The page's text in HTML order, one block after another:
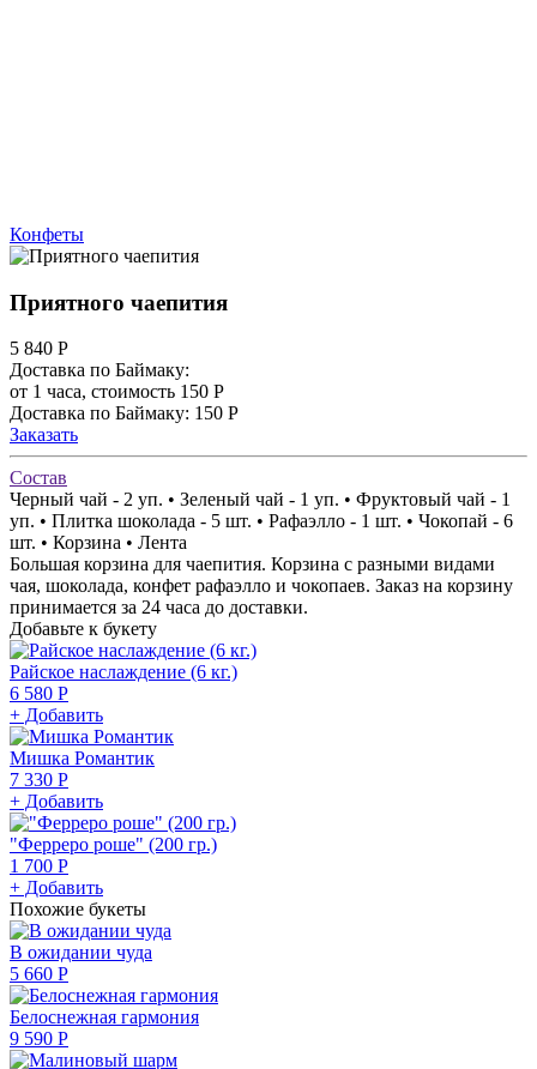
Конфеты
Приятного чаепития
5 840 Р
Доставка по Баймаку:
от 1 часа, стоимость 150 Р
Доставка по Баймаку: 150 Р
Заказать
Состав
Черный чай - 2 уп. • Зеленый чай - 1 уп. • Фруктовый чай - 1
уп. • Плитка шоколада - 5 шт. • Рафаэлло - 1 шт. • Чокопай - 6
шт. • Корзина • Лента
Большая корзина для чаепития. Корзина с разными видами
чая, шоколада, конфет рафаэлло и чокопаев. Заказ на корзину
принимается за 24 часа до доставки.
Добавьте к букету
Райское наслаждение (6 кг.)
6 580 Р
+ Добавить
Мишка Романтик
7 330 Р
+ Добавить
"Ферреро роше" (200 гр.)
1 700 Р
+ Добавить
Похожие букеты
В ожидании чуда
5 660 Р
Белоснежная гармония
9 590 Р